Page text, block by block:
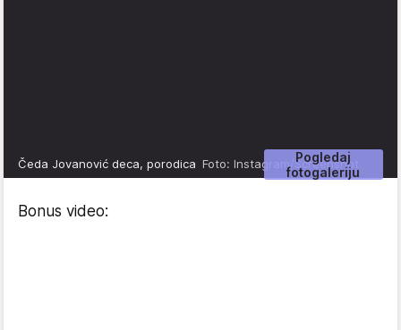
Pogledaj
fotogaleriju
Čeda Jovanović deca, porodica Foto: Instagram/Screenshot
Bonus video: